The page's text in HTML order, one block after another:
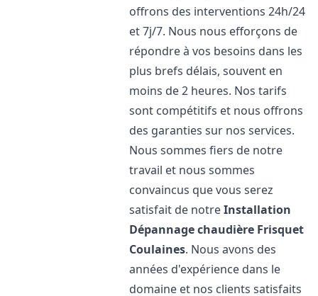
offrons des interventions 24h/24
et 7j/7. Nous nous efforçons de
répondre à vos besoins dans les
plus brefs délais, souvent en
moins de 2 heures. Nos tarifs
sont compétitifs et nous offrons
des garanties sur nos services.
Nous sommes fiers de notre
travail et nous sommes
convaincus que vous serez
satisfait de notreInstallation
Dépannage chaudière Frisquet
Coulaines. Nous avons des
années d'expérience dans le
domaine et nos clients satisfaits